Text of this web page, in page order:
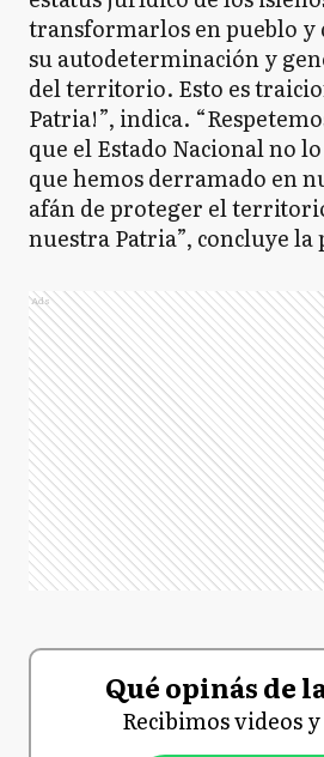
transformarlos en pueblo y
su autodeterminación y
del territorio. Esto es
Patria!”, indica.
que el Estado Nacional no
que hemos derramado en
afán de proteger el
nuestra Patria”, concluye la
Ads
Qué opinás de
Recibimos videos